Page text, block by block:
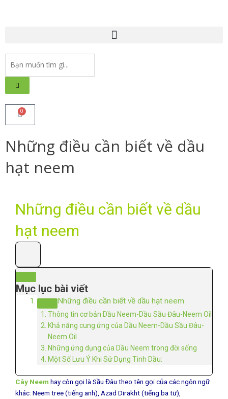
Menu
0
Cart
Những điều cần biết về dầu
hạt neem
Những điều cần biết về dầu
hạt neem
Mục lục bài viết
Những điều cần biết về dầu hạt neem
Thông tin cơ bản Dầu Neem-Dầu Sầu Đâu-Neem Oil
Khả năng cung ứng của Dầu Neem-Dầu Sầu Đâu-
Neem Oil
Những ứng dụng của Dầu Neem trong đời sống
Một Số Lưu Ý Khi Sử Dụng Tinh Dầu:
Cây Neem hay còn gọi là Sầu Đâu theo tên gọi của các ngôn ngữ
khác: Neem tree (tiếng anh), Azad Dirakht (tiếng ba tư),